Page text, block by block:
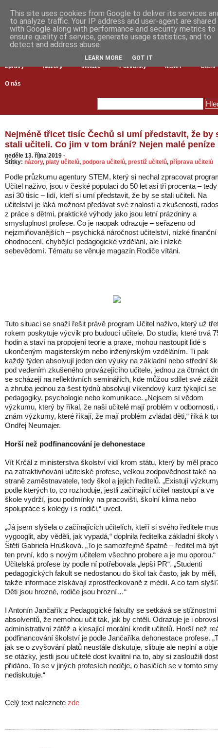
Zprávy Názory Inkluze Pozvánky MŠMT Čtení
O nás
Nejméně třicet tisíc Čechů si umí představit, že by
stali učiteli. Co jim v tom brání? Nejen malé peníze
neděle 13. října 2019 ·
Štítky: názory, platy učitelů, podpora učitelů, prestiž učitelů, příprava učitelů
Podle průzkumu agentury STEM, který si nechal zpracovat
Učitel naživo, jsou v české populaci do 50 let asi tři procenta – tedy
asi 30 tisíc – lidí, kteří si umí představit, že by se stali učiteli. Na
učitelství je láká možnost předávat své znalosti a zkušenosti,
z práce s dětmi, praktické výhody jako jsou letní prázdniny a
smysluplnost profese. Co je naopak odrazuje – seřazeno od
nejzmiňovanějších – psychická náročnost učitelství, nízké finanční
ohodnocení, chybějící pedagogické vzdělání, ale i nízké
sebevědomí. Tématu se věnuje magazín Rodiče vítáni.
Tuto situaci se snaží řešit právě program Učitel naživo, který už
rokem poskytuje výcvik pro budoucí učitele. Do studia, které trvá
hodin a staví na propojení teorie a praxe, mohou nastoupit lidé s
ukončeným magisterským nebo inženýrským vzděláním. Ti pak
každý týden absolvují jeden den výuky na základní nebo střední
pod vedením zkušeného provázejícího učitele, jednou za čtrnáct
se scházejí na reflektivních seminářích, kde můžou sdílet své
a zhruba jednou za šest týdnů absolvují víkendový kurz týkající se
pedagogiky, psychologie nebo komunikace. „Nejsem si vědom
výzkumu, který by říkal, že naši učitelé mají problém v odbornosti,
znám výzkumy, které říkají, že mají problém zvládat děti,“ říká k
Ondřej Neumajer.
Horší než podfinancování je dehonestace
Vít Krčál z ministerstva školství vidí krom státu, který by měl
na zatraktivňování učitelské profese, velkou zodpovědnost také na
straně zaměstnavatele, tedy škol a jejich ředitelů. „Existují
podle kterých to, co rozhoduje, jestli začínající učitel nastoupí a ve
škole vydrží, jsou podmínky na pracovišti, školní klima nebo
spolupráce s kolegy i s rodiči,“ uvedl.
„Já jsem slyšela o začínajících učitelích, kteří si svého ředitele
vygooglit, aby věděli, jak vypadá,“ doplnila ředitelka základní školy
Štětí Gabriela Hrušková. „To je samozřejmě špatně – ředitel má být
ten první, kdo s novým učitelem všechno probere a je mu oporou.“
Učitelská profese by podle ní potřebovala „lepší PR“. „Studenti
pedagogických fakult se nedostanou do škol tak často, jak by měli,
takže informace získávají zprostředkovaně z médií. A co tam
Děti jsou hrozné, rodiče jsou hrozní…“
I Antonín Jančařík z Pedagogické fakulty se setkává se stížnostmi
absolventů, že nemohou učit tak, jak by chtěli. Odrazuje je i
administrativní zátěž a klesající morální kredit učitelů. Horší než
podfinancování školství je podle Jančaříka dehonestace profese.
jak se o zvyšování platů neustále diskutuje, slibuje ale neplní a
se otázky, jestli jsou učitelé dost kvalitní na to, aby si zasloužili
přidáno. To se v jiných profesích neděje, o hasičích se v tomto
nediskutuje.“
Celý text naleznete zde
This site uses cookies from Google to deliver its services
to analyze traffic. Your IP address and user-agent are shared
with Google along with performance and security metrics to
ensure quality of service, generate usage statistics, and to
detect and address abuse.
LEARN MORE GOT IT